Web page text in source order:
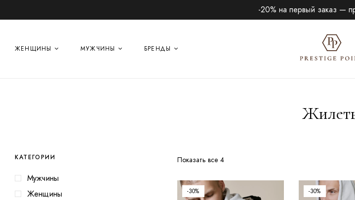
-20% на первый заказ —
ЖЕНЩИНЫ МУЖЧИНЫ БРЕНДЫ
КАТЕГОРИИ
Мужчины
Женщины
Показать все 4
-30% -30%